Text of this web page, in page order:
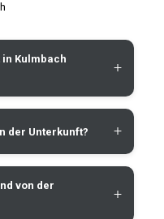
Kulmbach
+
der Unterkunft? +
von der
+